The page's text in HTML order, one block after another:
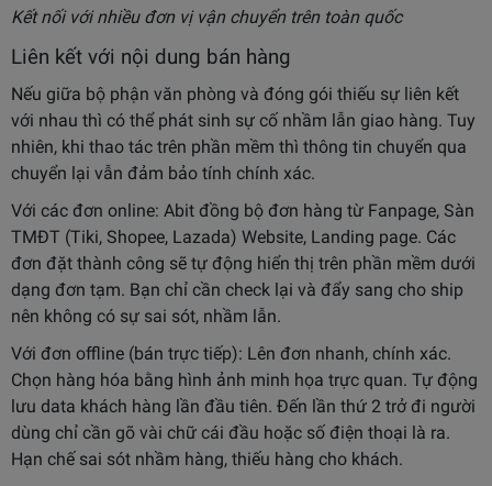
Kết nối với nhiều đơn vị vận chuyển trên toàn quốc
Liên kết với nội dung bán hàng
Nếu giữa bộ phận văn phòng và đóng gói thiếu sự liên kết
với nhau thì có thể phát sinh sự cố nhầm lẫn giao hàng. Tuy
nhiên, khi thao tác trên phần mềm thì thông tin chuyển qua
chuyển lại vẫn đảm bảo tính chính xác.
Với các đơn online: Abit đồng bộ đơn hàng từ Fanpage, Sàn
TMĐT (Tiki, Shopee, Lazada) Website, Landing page. Các
đơn đặt thành công sẽ tự động hiển thị trên phần mềm dưới
dạng đơn tạm. Bạn chỉ cần check lại và đẩy sang cho ship
nên không có sự sai sót, nhầm lẫn.
Với đơn offline (bán trực tiếp): Lên đơn nhanh, chính xác.
Chọn hàng hóa bằng hình ảnh minh họa trực quan. Tự động
lưu data khách hàng lần đầu tiên. Đến lần thứ 2 trở đi người
dùng chỉ cần gõ vài chữ cái đầu hoặc số điện thoại là ra.
Hạn chế sai sót nhầm hàng, thiếu hàng cho khách.